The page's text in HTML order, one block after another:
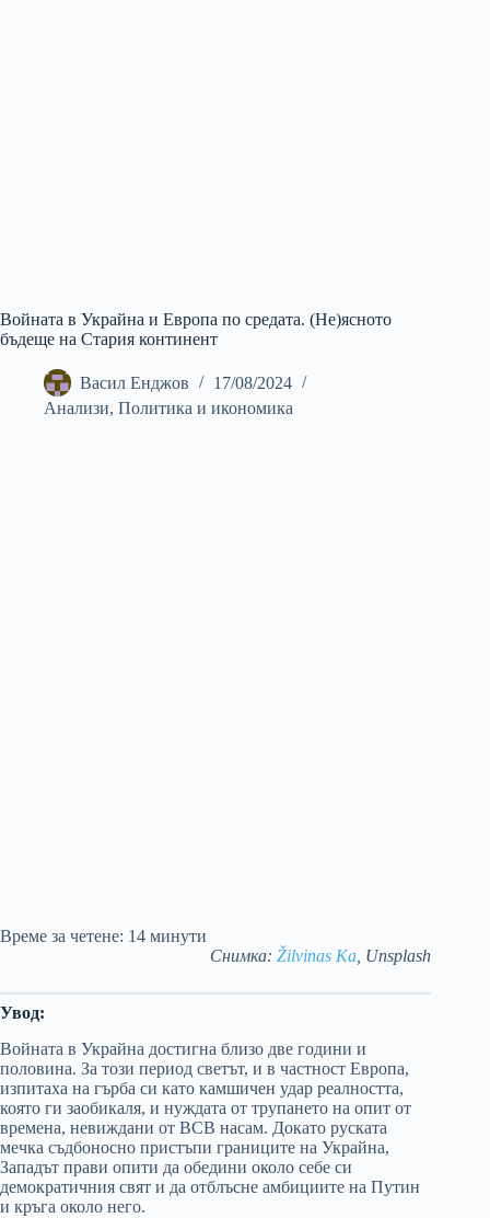
Войната в Украйна и Европа по средата. (Не)ясното
бъдеще на Стария континент
Васил Енджов
17/08/2024
Анализи, Политика и икономика
Време за четене: 14 минути
Снимка:Žilvinas Ka , Unsplash
Увод:
Войната в Украйна достигна близо две години и
половина. За този период светът, и в частност Европа,
изпитаха на гърба си като камшичен удар реалността,
която ги заобикаля, и нуждата от трупането на опит от
времена, невиждани от ВСВ насам. Докато руската
мечка съдбоносно пристъпи границите на Украйна,
Западът прави опити да обедини около себе си
демократичния свят и да отблъсне амбициите на Путин
и кръга около него.